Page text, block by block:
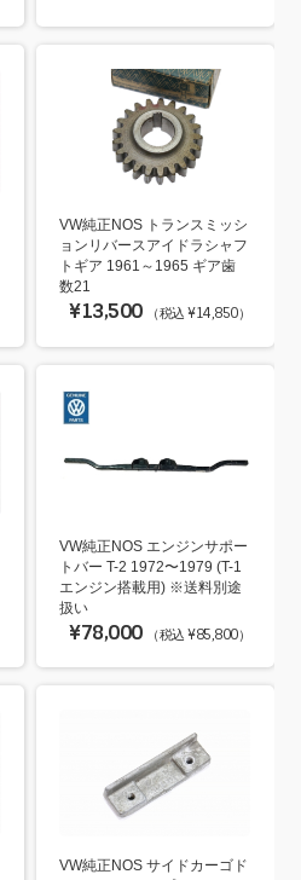
VW純正NOS トランスミッシ
ョンリバースアイドラシャフ
トギア 1961～1965 ギア歯
数21
¥13,500 （税込 ¥14,850）
VW純正NOS エンジンサポー
トバー T-2 1972〜1979 (T-1
エンジン搭載用) ※送料別途
扱い
¥78,000 （税込 ¥85,800）
VW純正NOS サイドカーゴド